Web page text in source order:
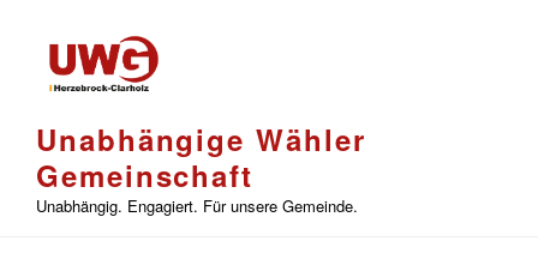
springen
Unabhängige Wähler
Gemeinschaft
Unabhängig. Engagiert. Für unsere Gemeinde.